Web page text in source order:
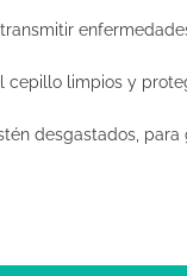
cepillo limpios y
desgastados,